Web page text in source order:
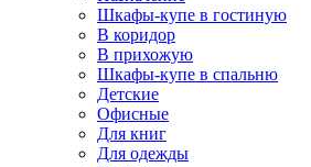
Шкафы-купе в гостиную
В коридор
В прихожую
Шкафы-купе в спальню
Детские
Офисные
Для книг
Для одежды